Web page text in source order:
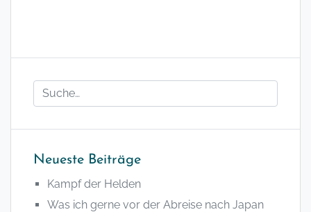
Neueste Beiträge
Kampf der Helden
Was ich gerne vor der Abreise nach Japan